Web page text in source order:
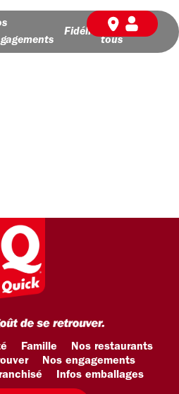
Fidélité
BD pour
tous
Famille
Nos restaurants
Nos engagements
Infos emballages